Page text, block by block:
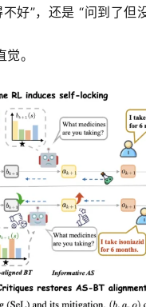
好”，还是 “问到了但没
。